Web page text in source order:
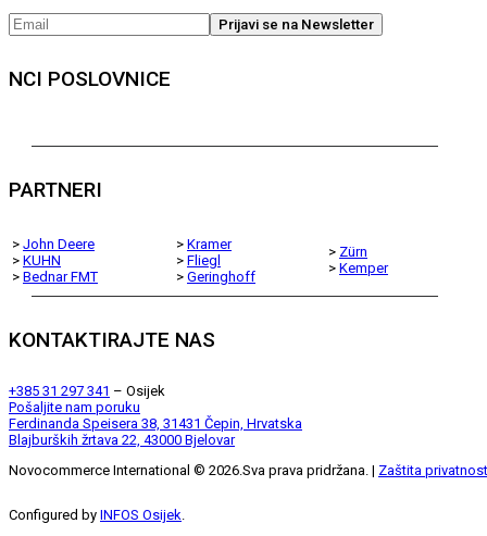
NCI POSLOVNICE
PARTNERI
> John Deere
> KUHN
> Bednar FMT
> Kramer
> Fliegl
> Geringhoff
> Zürn
> Kemper
KONTAKTIRAJTE NAS
+385 31 297 341 – Osijek
Pošaljite nam poruku
Ferdinanda Speisera 38, 31431 Čepin, Hrvatska
Blajburških žrtava 22, 43000 Bjelovar
Novocommerce International © 2026.Sva prava pridržana. | Zaštita
Configured by INFOS Osijek.